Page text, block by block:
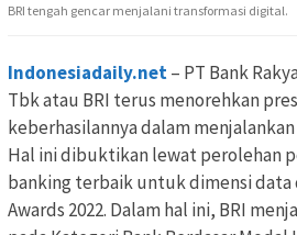
BRI tengah gencar menjalani transformasi digital.
Indonesiadaily.net– PT Bank
Tbk atau BRI terus menorehkan
keberhasilannya dalam
Hal ini dibuktikan lewat perolehan
banking terbaik untuk dimensi data
Awards 2022. Dalam hal ini, BRI